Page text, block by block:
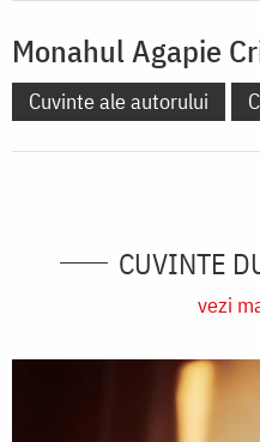
Monahul Agapie
Cuvinte ale autorului
CUVINTE
vezi